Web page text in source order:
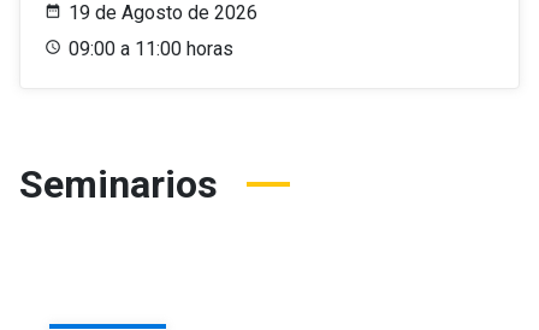
19 de Agosto de 2026
09:00 a 11:00 horas
Seminarios